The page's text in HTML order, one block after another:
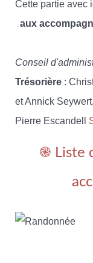
Cette partie avec
aux
Conseil
Trésorière :
et Annick Seywert,
Pierre Escandell
֎ Liste